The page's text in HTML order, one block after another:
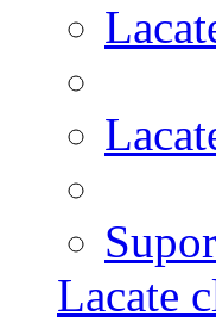
Lacate